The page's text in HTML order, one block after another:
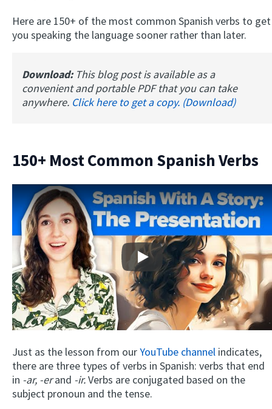
Here are 150+ of the most common Spanish verbs to get
you speaking the language sooner rather than later.
Download: This blog post is available as a
convenient and portable PDF that you can take
anywhere. Click here to get a copy. (Download)
150+ Most Common Spanish Verbs
Play
Just as the lesson from ourYouTube channel indicates,
there are three types of verbs in Spanish: verbs that end
in -ar, -erand -ir.Verbs are conjugated based on the
subject pronoun and the tense.